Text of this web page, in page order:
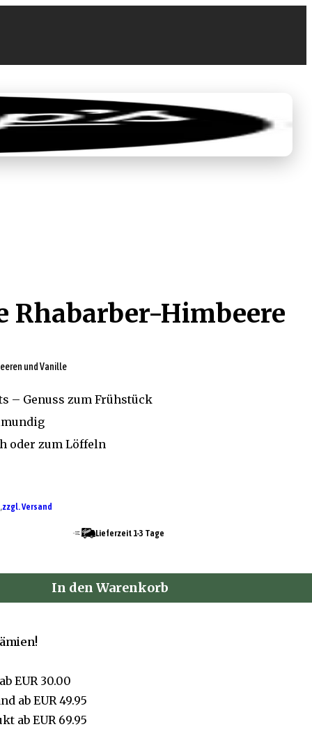
EUR 0.00
Rhabarber-Himbeere
und Vanille
– Genuss zum Frühstück
oder zum Löffeln
zzgl. Versand
Lieferzeit 1-3 Tage
In den Warenkorb
ab EUR 30.00
ab EUR 49.95
ab EUR 69.95